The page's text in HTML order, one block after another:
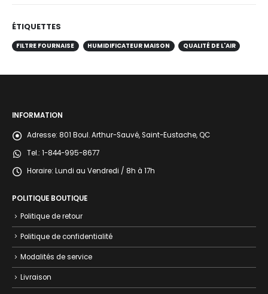
ÉTIQUETTES
FILTRE FOURNAISE HUMIDIFICATEUR MAISON QUALITÉ DE L'AIR
INFORMATION
Adresse: 801 Boul. Arthur-Sauvé, Saint-Eustache, QC
Tel.: 1-844-995-8677
Horaire: Lundi au Vendredi / 8h à 17h
POLITIQUE BOUTIQUE
Politique de retour
Politique de confidentialité
Modalités de service
Livraison